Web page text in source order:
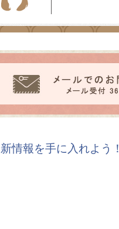
情報を手に入れよう！